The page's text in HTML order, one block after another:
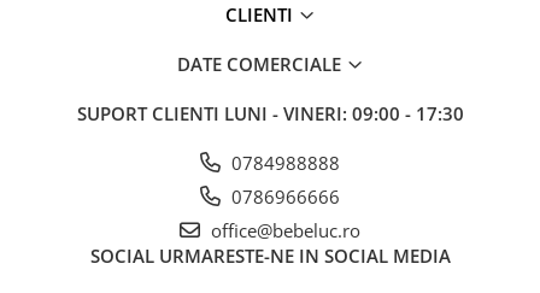
CLIENTI
DATE COMERCIALE
SUPORT CLIENTI LUNI - VINERI: 09:00 - 17:30
0784988888
0786966666
office@bebeluc.ro
SOCIAL URMARESTE-NE IN SOCIAL MEDIA